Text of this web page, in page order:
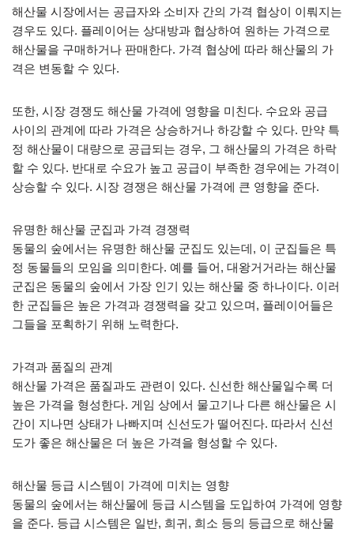
해산물 시장에서는 공급자와 소비자 간의 가격 협상이 이뤄지는
경우도 있다. 플레이어는 상대방과 협상하여 원하는 가격으로
해산물을 구매하거나 판매한다. 가격 협상에 따라 해산물의 가
격은 변동할 수 있다.
또한, 시장 경쟁도 해산물 가격에 영향을 미친다. 수요와 공급
사이의 관계에 따라 가격은 상승하거나 하강할 수 있다. 만약 특
정 해산물이 대량으로 공급되는 경우, 그 해산물의 가격은 하락
할 수 있다. 반대로 수요가 높고 공급이 부족한 경우에는 가격이
상승할 수 있다. 시장 경쟁은 해산물 가격에 큰 영향을 준다.
유명한 해산물 군집과 가격 경쟁력
동물의 숲에서는 유명한 해산물 군집도 있는데, 이 군집들은 특
정 동물들의 모임을 의미한다. 예를 들어, 대왕거거라는 해산물
군집은 동물의 숲에서 가장 인기 있는 해산물 중 하나이다. 이러
한 군집들은 높은 가격과 경쟁력을 갖고 있으며, 플레이어들은
그들을 포획하기 위해 노력한다.
가격과 품질의 관계
해산물 가격은 품질과도 관련이 있다. 신선한 해산물일수록 더
높은 가격을 형성한다. 게임 상에서 물고기나 다른 해산물은 시
간이 지나면 상태가 나빠지며 신선도가 떨어진다. 따라서 신선
도가 좋은 해산물은 더 높은 가격을 형성할 수 있다.
해산물 등급 시스템이 가격에 미치는 영향
동물의 숲에서는 해산물에 등급 시스템을 도입하여 가격에 영향
을 준다. 등급 시스템은 일반, 희귀, 희소 등의 등급으로 해산물